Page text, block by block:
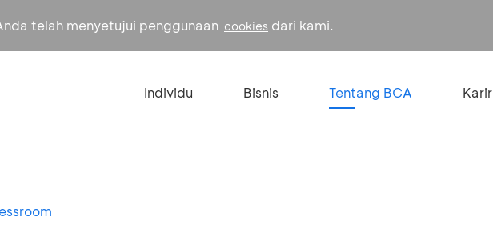
telah menyetujui penggunaan cookies dari kami.
Individu Bisnis Tentang BCA Karir